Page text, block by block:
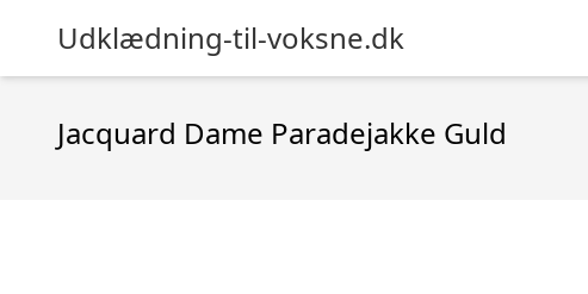
Udklædning-til-voksne.dk
Jacquard Dame Paradejakke Guld